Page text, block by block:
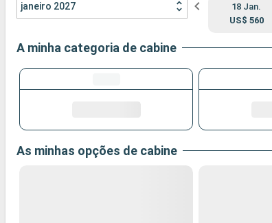
janeiro 2027
18 Jan.
US$ 560
A minha categoria de cabine
As minhas opções de cabine